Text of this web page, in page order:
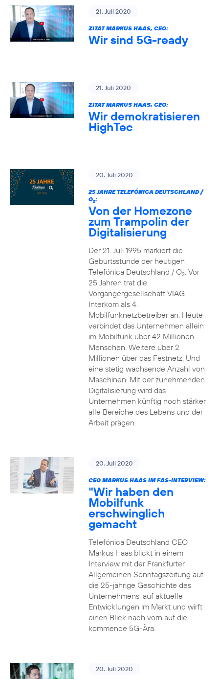
21. Juli 2020
ZITAT MARKUS HAAS, CEO:
Wir sind 5G-ready
21. Juli 2020
ZITAT MARKUS HAAS, CEO:
Wir demokratisieren
HighTec
20. Juli 2020
25 JAHRE TELEFÓNICA DEUTSCHLAND /
O2:
Von der Homezone
zum Trampolin der
Digitalisierung
Der 21. Juli 1995 markiert die
Geburtsstunde der heutigen
Telefónica Deutschland / O2. Vor
25 Jahren trat die
Vorgängergesellschaft VIAG
Interkom als 4.
Mobilfunknetzbetreiber an. Heute
verbindet das Unternehmen allein
im Mobilfunk über 42 Millionen
Menschen. Weitere über 2
Millionen über das Festnetz. Und
eine stetig wachsende Anzahl von
Maschinen. Mit der zunehmenden
Digitalisierung wird das
Unternehmen künftig noch stärker
alle Bereiche des Lebens und der
Arbeit prägen.
20. Juli 2020
CEO MARKUS HAAS IM FAS-INTERVIEW:
"Wir haben den
Mobilfunk
erschwinglich
gemacht
Telefónica Deutschland CEO
Markus Haas blickt in einem
Interview mit der Frankfurter
Allgemeinen Sonntagszeitung auf
die 25-jährige Geschichte des
Unternehmens, auf aktuelle
Entwicklungen im Markt und wirft
einen Blick nach vorn auf die
kommende 5G-Ära.
20. Juli 2020